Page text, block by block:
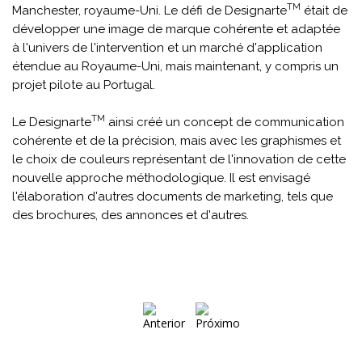
Manchester, royaume-Uni. Le défi de DesignarteTM était de
développer une image de marque cohérente et adaptée
à l'univers de l'intervention et un marché d'application
étendue au Royaume-Uni, mais maintenant, y compris un
projet pilote au Portugal.
Le DesignarteTM ainsi créé un concept de communication
cohérente et de la précision, mais avec les graphismes et
le choix de couleurs représentant de l'innovation de cette
nouvelle approche méthodologique. Il est envisagé
l'élaboration d'autres documents de marketing, tels que
des brochures, des annonces et d'autres.